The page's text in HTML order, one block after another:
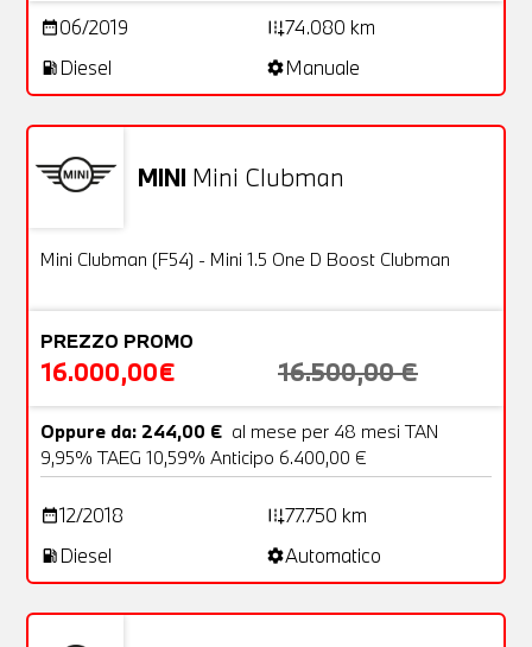
date_range06/2019 add_road74.080 km
local_gas_station Diesel settingsManuale
MINI Mini Clubman
OFFERTA
Mini Clubman (F54) - Mini 1.5 One D Boost Clubman
PREZZO PROMO
16.000,00€ 16.500,00 €
Oppure da: 244,00 € al mese per 48 mesi TAN
9,95% TAEG 10,59% Anticipo 6.400,00 €
date_range12/2018 add_road77.750 km
local_gas_station Diesel settingsAutomatico